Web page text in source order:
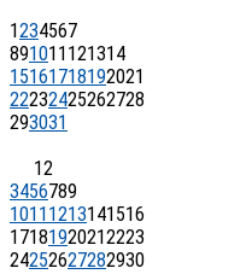
1234567
891011 121314
15161718192021
22232425262728
293031
12
3456789
1011 1213141516
17181920212223
24252627282930